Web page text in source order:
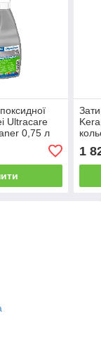
Ultracare
0,75 л
1